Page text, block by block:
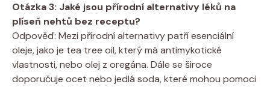
Otázka 3: Jaké jsou přírodní alternativy léků na
plíseň nehtů bez receptu?
Odpověď: Mezi přírodní alternativy patří esenciální
oleje, jako je tea tree oil, který má antimykotické
vlastnosti, nebo olej z oregána. Dále se široce
doporučuje ocet nebo jedlá soda, které mohou pomoci